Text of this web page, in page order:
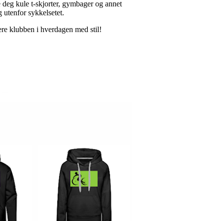
kule t-skjorter, gymbager og annet
utenfor sykkelsetet.
klubben i hverdagen med stil!